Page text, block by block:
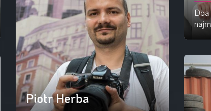
Piotr Herba